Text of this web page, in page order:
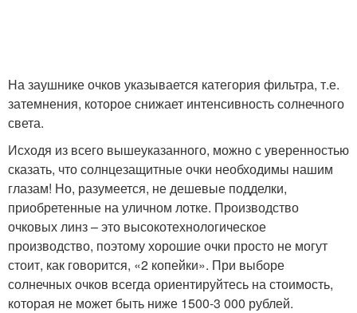
На заушнике очков указывается категория фильтра, т.е.
затемнения, которое снижает интенсивность солнечного
света.
Исходя из всего вышеуказанного, можно с уверенностью
сказать, что солнцезащитные очки необходимы нашим
глазам! Но, разумеется, не дешевые подделки,
приобретенные на уличном лотке. Производство
очковых линз – это высокотехнологическое
производство, поэтому хорошие очки просто не могут
стоит, как говорится, «2 копейки». При выборе
солнечных очков всегда ориентируйтесь на стоимость,
которая не может быть ниже 1500-3 000 рублей.